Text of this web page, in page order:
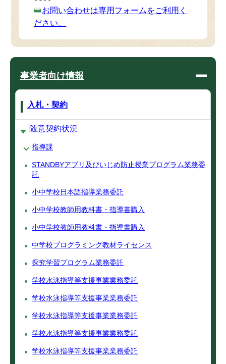
お問い合わせは専用フォームをご利用く
ださい。
事業者向け情報
入札・契約
随意契約状況
指導課
STANDBYアプリ及びいじめ防止授業プログラム業務委
託
小中学校日本語指導業務委託
小中学校教師用教科書・指導書購入
小中学校教師用教科書・指導書購入
中学校プログラミング教材ライセンス
探究学習プログラム業務委託
学校水泳指導等支援事業業務委託
学校水泳指導等支援事業業務委託
学校水泳指導等支援事業業務委託
学校水泳指導等支援事業業務委託
学校水泳指導等支援事業業務委託